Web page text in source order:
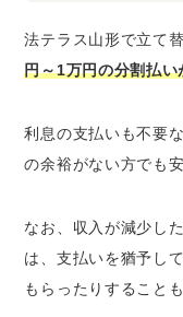
法テラス山形で立て
円～1万円の分割払い
利息の支払いも不要
の余裕がない方でも
なお、収入が減少し
は、支払いを猶予し
もらったりすること